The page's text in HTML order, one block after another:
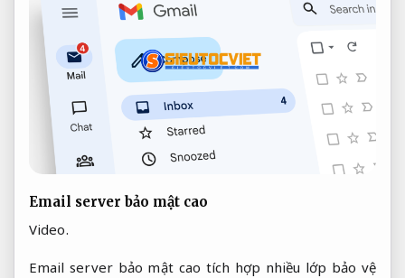
Email server bảo mật cao
Video.
Email server bảo mật cao tích hợp nhiều lớp bảo vệ